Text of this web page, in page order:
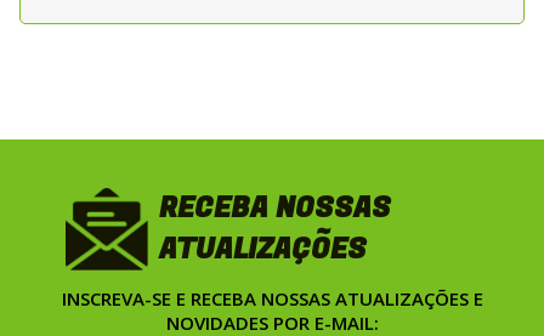
Indicada para motociclistas que praticam
temperaturas amenas. Recomendada para
motos esportivas, naked e street de media
e alta cilindrada, oferecendo elevado nivel
de protecao, impermeabilidade e conforto
durante a pilotagem.
RECEBA NOSSAS
ATUALIZAÇÕES
INSCREVA-SE E RECEBA NOSSAS ATUALIZAÇÕES E
NOVIDADES POR E-MAIL: